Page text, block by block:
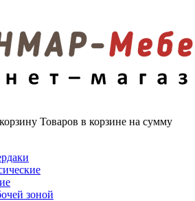
Товаров в корзине на сумму
зоной